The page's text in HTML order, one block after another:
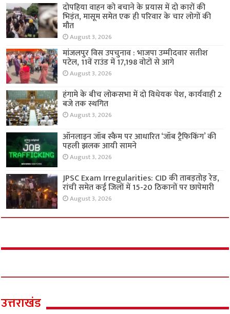
दोपहिया वाहन को बचाने के प्रयास में दो कारों की
भिड़ंत, मासूम समेत एक ही परिवार के चार लोगों की
मौत
August 3, 2026
मांजलपुर विस उपचुनाव : भाजपा उम्मीदवार सतीश
पटेल, 11वें राउंड में 17,198 वोटों से आगे
August 3, 2026
हंगामे के बीच लोकसभा में दो विधेयक पेश, कार्यवाही 2
बजे तक स्थगित
August 3, 2026
ऑनलाइन जॉब स्कैम पर आधारित ‘जॉब ट्रैफिकिंग’ की
पहली झलक आयी सामने
August 3, 2026
JPSC Exam Irregularities: CID की ताबड़तोड़ रेड,
रांची समेत कई जिलों में 15-20 ठिकानों पर छापेमारी
August 3, 2026
उत्तराखंड